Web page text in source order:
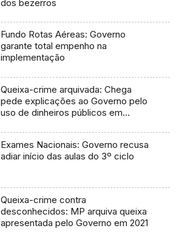
dos bezerros
Fundo Rotas Aéreas: Governo
garante total empenho na
implementação
Queixa-crime arquivada: Chega
pede explicações ao Governo pelo
uso de dinheiros públicos em
Exames Nacionais: Governo recusa
adiar início das aulas do 3º ciclo
Queixa-crime contra
desconhecidos: MP arquiva queixa
apresentada pelo Governo em 2021